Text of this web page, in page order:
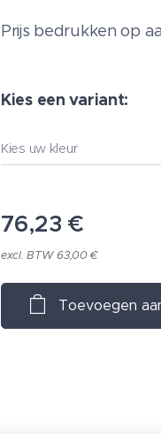
Prijs bedrukken op
Kies een variant:
Kies uw kleur
76,23 €
excl. BTW 63,00 €
Toevoegen